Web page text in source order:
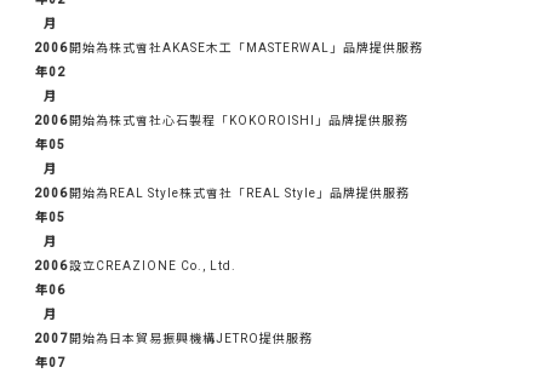
月
2006
年02
月
開始為株式會社AKASE木工「MASTERWAL」品牌提供服務
2006
年05
月
開始為株式會社心石製程「KOKOROISHI」品牌提供服務
2006
年05
月
開始為REAL Style株式會社「REAL Style」品牌提供服務
2006
年06
月
設立CREAZIONE Co., Ltd.
2007
年07
開始為日本貿易振興機構JETRO提供服務